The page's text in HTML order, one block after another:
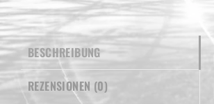
BESCHREIBUNG
REZENSIONEN (0)